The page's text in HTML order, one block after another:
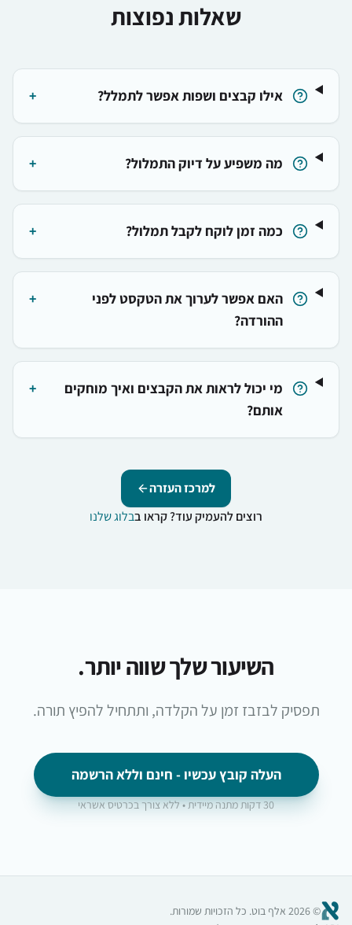
שאלות נפוצות
אילו קבצים ושפות אפשר לתמלל? +
מה משפיע על דיוק התמלול? +
כמה זמן לוקח לקבל תמלול? +
האם אפשר לערוך את הטקסט לפני
ההורדה?
+
מי יכול לראות את הקבצים ואיך מוחקים
אותם?
+
למרכז העזרה
רוצים להעמיק עוד? קראו בבלוג שלנו
השיעור שלך שווה יותר.
תפסיק לבזבז זמן על הקלדה, ותתחיל להפיץ תורה.
העלה קובץ עכשיו - חינם וללא הרשמה
30 דקות מתנה מיידית • ללא צורך בכרטיס אשראי
©
2026 אלף בוט. כל הזכויות שמורות.